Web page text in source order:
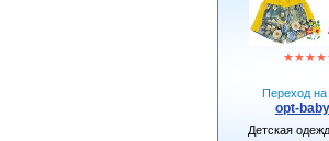
★★★★
Переход на
opt-
Детская